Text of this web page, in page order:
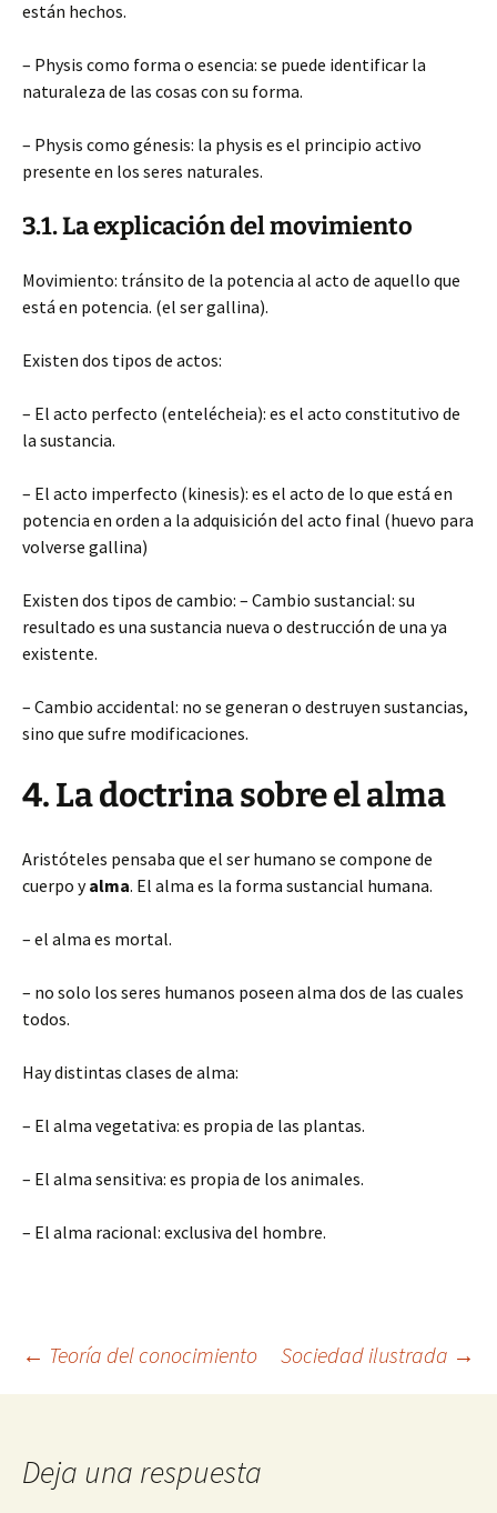
están hechos.
– Physis como forma o esencia: se puede identificar la
naturaleza de las cosas con su forma.
– Physis como génesis: la physis es el principio activo
presente en los seres naturales.
3.1. La explicación del movimiento
Movimiento: tránsito de la potencia al acto de aquello que
está en potencia. (el ser gallina).
Existen dos tipos de actos:
– El acto perfecto (entelécheia): es el acto constitutivo de
la sustancia.
– El acto imperfecto (kinesis): es el acto de lo que está en
potencia en orden a la adquisición del acto final (huevo para
volverse gallina)
Existen dos tipos de cambio: – Cambio sustancial: su
resultado es una sustancia nueva o destrucción de una ya
existente.
– Cambio accidental: no se generan o destruyen sustancias,
sino que sufre modificaciones.
4. La doctrina sobre el alma
Aristóteles pensaba que el ser humano se compone de
cuerpo yalma. El alma es la forma sustancial humana.
– el alma es mortal.
– no solo los seres humanos poseen alma dos de las cuales
todos.
Hay distintas clases de alma:
– El alma vegetativa: es propia de las plantas.
– El alma sensitiva: es propia de los animales.
– El alma racional: exclusiva del hombre.
Navegación
← Teoría del conocimiento Sociedad ilustrada →
Deja una respuesta